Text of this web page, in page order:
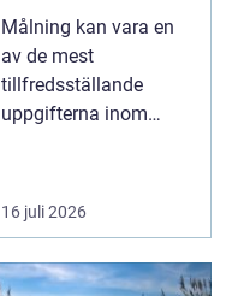
Målning kan vara en
av de mest
tillfredsställande
uppgifterna inom
16 juli 2026